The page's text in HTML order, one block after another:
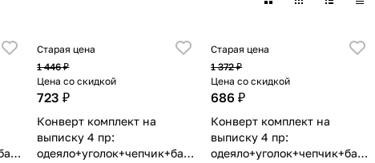
Старая цена
1 446 ₽
Цена со скидкой
723 ₽
Конверт комплект на
выписку 4 пр:
одеяло+уголок+чепчик+бант
Старая цена
1 372 ₽
Цена со скидкой
686 ₽
Конверт комплект на
выписку 4 пр:
одеяло+уголок+чепчик+бант